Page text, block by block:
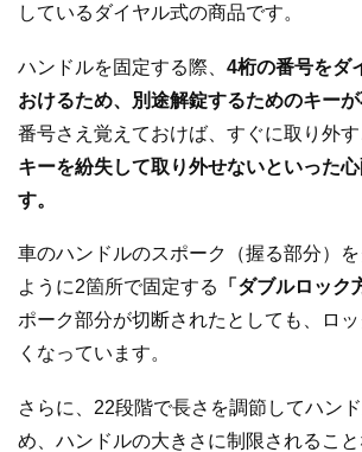
しているダイヤル式の商品です。
ハンドルを固定する際、 4桁の番号をダ
おけるため、別途解錠するためのキーが
番号さえ覚えておけば、すぐに取り外す
キーを紛失して取り外せないといった
す。
車のハンドルのスポーク（握る部分）
ように2箇所で固定する
「ダブルロック
ポーク部分が切断されたとしても、ロッ
くなっています。
さらに、22段階で長さを調節してハン
め、ハンドルの大きさに制限されるこ